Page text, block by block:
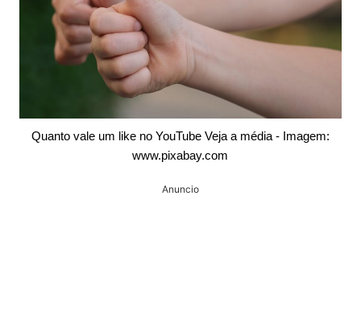
Quanto vale um like no YouTube Veja a média - Imagem:
www.pixabay.com
Anuncio